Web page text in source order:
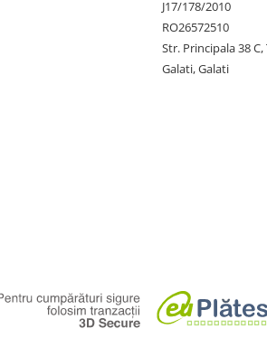
J17/178/2010
RO26572510
Str. Principala 38
Galati, Galati